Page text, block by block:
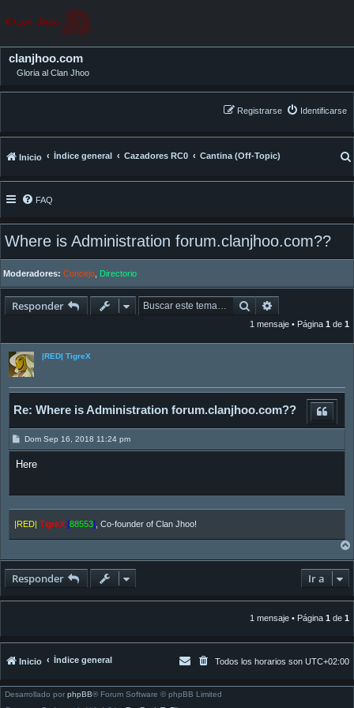
clanjhoo.com
Gloria al Clan Jhoo
Identificarse
Registrarse
Inicio Índice general Cazadores RC0 Cantina (Off-Topic)
FAQ
Where is Administration forum.clanjhoo.com??
Moderadores: Concejo Directorio
Responder Buscar
1 mensaje • Página 1 de 1
|RED| TigreX
Re: Where is Administration forum.clanjhoo.com??
M
s
e
Dom Sep 16, 2018 11:24 pm
Here
|RED| TigreX [88553], Co-founder of Clan Jhoo!
Responder Ir a
1 mensaje • Página 1 de 1
Inicio Índice general Todos los horarios son UTC+02:00
Desarrollado por phpBB® Forum Software © phpBB Limited